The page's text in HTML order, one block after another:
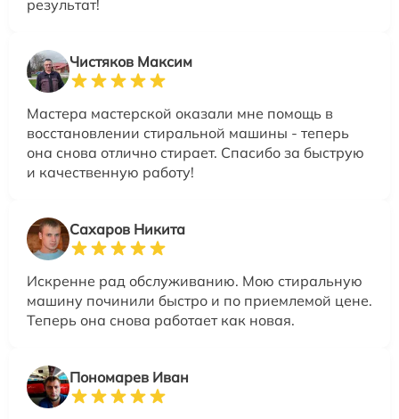
результат!
Чистяков Максим
Мастера мастерской оказали мне помощь в
восстановлении стиральной машины - теперь
она снова отлично стирает. Спасибо за быструю
и качественную работу!
Сахаров Никита
Искренне рад обслуживанию. Мою стиральную
машину починили быстро и по приемлемой цене.
Теперь она снова работает как новая.
Пономарев Иван